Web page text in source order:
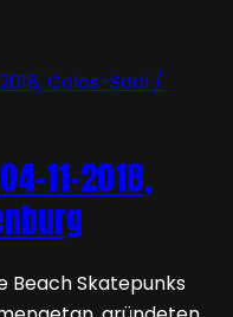
04-11-2018,
Beach Skatepunks